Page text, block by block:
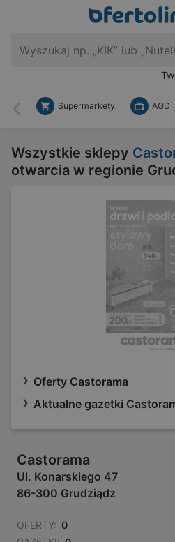
Wstecz
Supermarkety AGD
Wszystkie sklepy
otwarcia w regionie
Oferty Castorama
Aktualne gazetki
Castorama
Ul. Konarskiego 47
86-300 Grudziądz
OFERTY: 0